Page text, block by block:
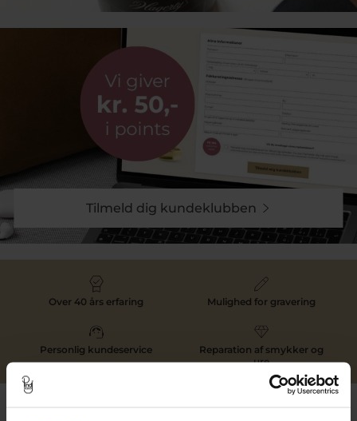
Tilmeld dig kundeklubben
Over 40 års erfaring Mulighed for gravering
Personlig kundeservice
Reparation af smykker og
ure